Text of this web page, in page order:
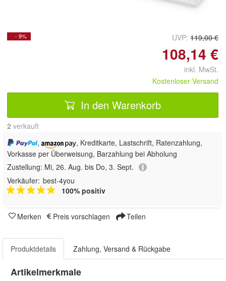
- 9% UVP: 119,00 €
108,14 €
inkl. MwSt.
Kostenloser Versand
In den Warenkorb
2 verkauft
,
, Kreditkarte, Lastschrift, Ratenzahlung,
Vorkasse per Überweisung, Barzahlung bei Abholung
Zustellung: Mi, 26. Aug. bis Do, 3. Sept.
Verkäufer: best-4you
100% positiv
Merken Preis vorschlagen Teilen
Produktdetails Zahlung, Versand & Rückgabe
Artikelmerkmale